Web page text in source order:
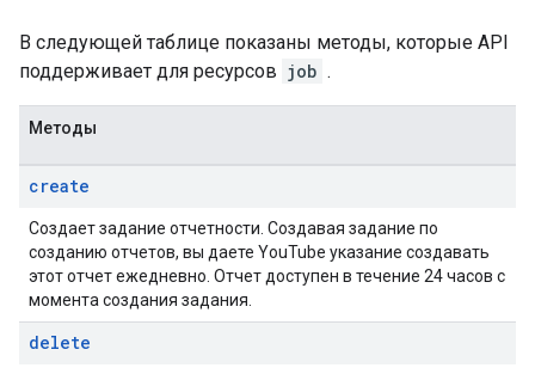
В следующей таблице показаны методы, которые API
поддерживает для ресурсов job .
Методы
create
Создает задание отчетности. Создавая задание по
созданию отчетов, вы даете YouTube указание создавать
этот отчет ежедневно. Отчет доступен в течение 24 часов с
момента создания задания.
delete